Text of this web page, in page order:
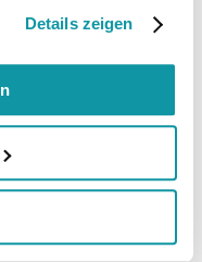
Details zeigen